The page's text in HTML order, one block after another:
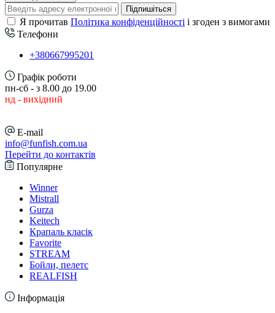
Підпишіться
Я прочитав Політика конфіденційності і згоден з вимогами
Телефони
+380667995201
Графік роботи
пн-сб - з 8.00 до 19.00
нд - вихідний
E-mail
info@funfish.com.ua
Перейти до контактів
Популярне
Winner
Mistrall
Gurza
Keitech
Крапаль класік
Favorite
STREAM
Бойли, пелетс
REALFISH
Інформація